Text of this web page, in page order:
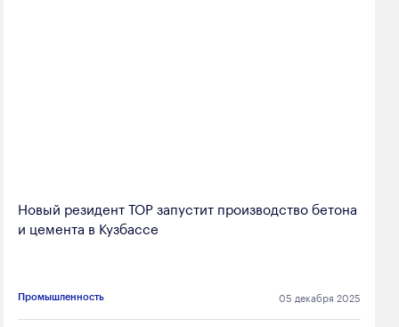
Новый резидент ТОР запустит производство бетона
и цемента в Кузбассе
Промышленность 05 декабря 2025